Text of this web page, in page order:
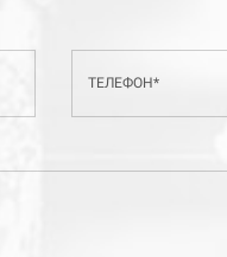
ТЕЛЕФОН*